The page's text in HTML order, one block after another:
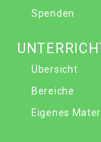
Spenden
Übersicht
Bereiche
Eigenes